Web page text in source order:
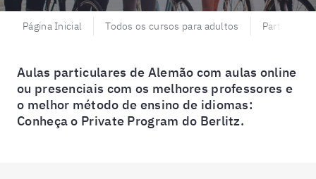
Página Inicial Todos os cursos para adultos
Aulas particulares de Alemão com aulas online
ou presenciais com os melhores professores e
o melhor método de ensino de idiomas:
Conheça o Private Program do Berlitz.